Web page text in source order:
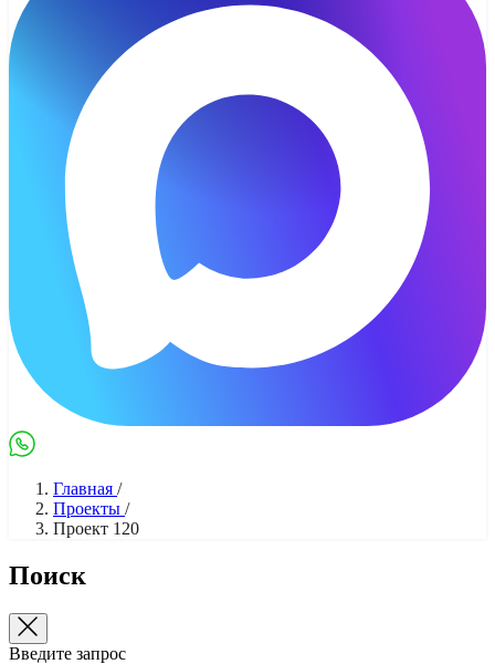
MaxWhatsApp
Главная /
Проекты /
Проект 120
Поиск
Введите запрос